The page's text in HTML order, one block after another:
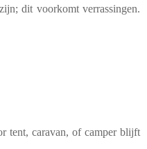
zijn; dit voorkomt verrassingen.
tent, caravan, of camper blijft